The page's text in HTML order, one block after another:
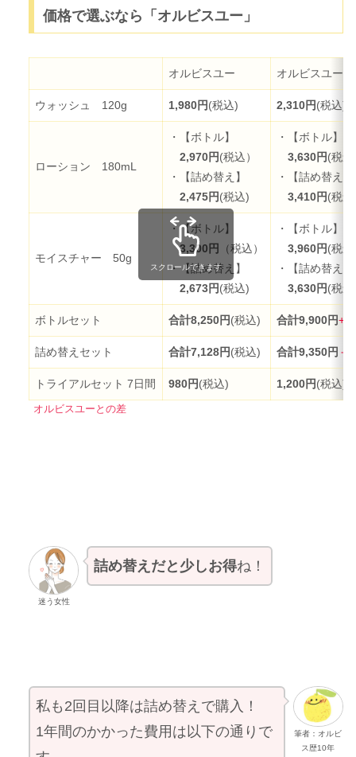
価格で選ぶなら「オルビスユー」
オルビスユー オルビスユー
ウォッシュ 120g 1,980円(税込) 2,310円(税込)
ローション 180mL
・【ボトル】
2,970円(税込）
・【詰め替え】
2,475円(税込)
・【ボトル】
3,630円(税込
・【詰め替え】
3,410円(税込
モイスチャー 50g
・【ボトル】
3,300円 （税込）
・【詰め替え】
2,673円(税込)
・【ボトル】
3,960円(税込
・【詰め替え】
3,630円(税込
ボトルセット 合計8,250円(税込) 合計9,900円
詰め替えセット 合計7,128円(税込) 合計9,350円 ＋
トライアルセット 7日間 980円(税込) 1,200円(税込)
スクロールできます
オルビスユーとの差
迷う女性
詰め替えだと少しお得ね！
筆者：オルビ
ス歴10年
私も2回目以降は詰め替えで購入！
1年間のかかった費用は以下の通りで